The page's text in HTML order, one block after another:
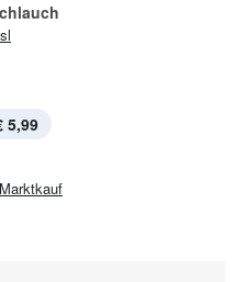
5,99
Marktkauf